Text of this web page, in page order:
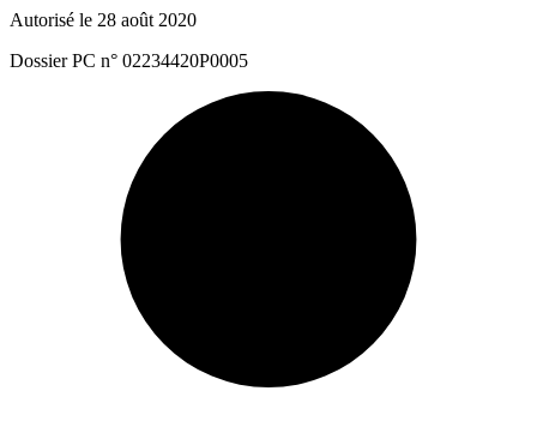
Autorisé le 28 août 2020
Dossier PC n° 02234420P0005